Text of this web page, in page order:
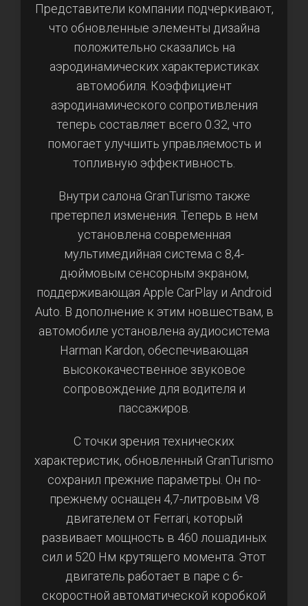
Представители компании подчеркивают,
что обновленные элементы дизайна
положительно сказались на
аэродинамических характеристиках
автомобиля. Коэффициент
аэродинамического сопротивления
теперь составляет всего 0.32, что
помогает улучшить управляемость и
топливную эффективность.
Внутри салона GranTurismo также
претерпел изменения. Теперь в нем
установлена современная
мультимедийная система с 8,4-
дюймовым сенсорным экраном,
поддерживающая Apple CarPlay и Android
Auto. В дополнение к этим новшествам, в
автомобиле установлена аудиосистема
Harman Kardon, обеспечивающая
высококачественное звуковое
сопровождение для водителя и
пассажиров.
С точки зрения технических
характеристик, обновленный GranTurismo
сохранил прежние параметры. Он по-
прежнему оснащен 4,7-литровым V8
двигателем от Ferrari, который
развивает мощность в 460 лошадиных
сил и 520 Нм крутящего момента. Этот
двигатель работает в паре с 6-
скоростной автоматической коробкой